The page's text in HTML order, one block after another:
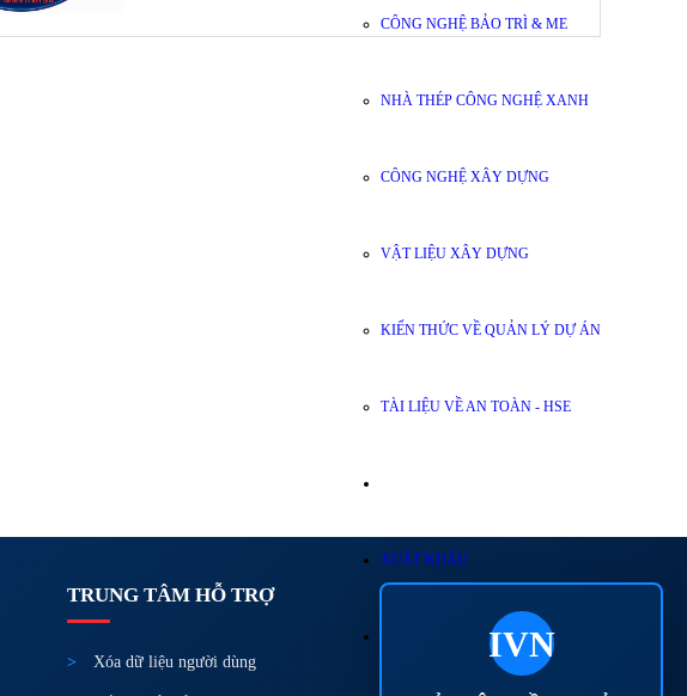
CÔNG NGHỆ BẢO TRÌ & ME
NHÀ THÉP CÔNG NGHỆ XANH
CÔNG NGHỆ XÂY DỰNG
VẬT LIỆU XÂY DỰNG
KIẾN THỨC VỀ QUẢN LÝ DỰ ÁN
TÀI LIỆU VỀ AN TOÀN - HSE
XUẤT KHẨU
TRUNG TÂM HỖ TRỢ
Xóa dữ liệu người dùng IVN